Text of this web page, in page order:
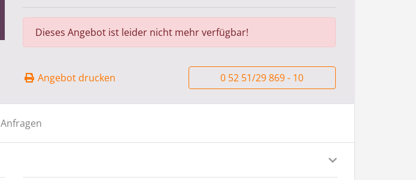
Dieses Angebot ist leider nicht mehr verfügbar!
Angebot drucken 0 52 51/29 869 - 10
Anfragen